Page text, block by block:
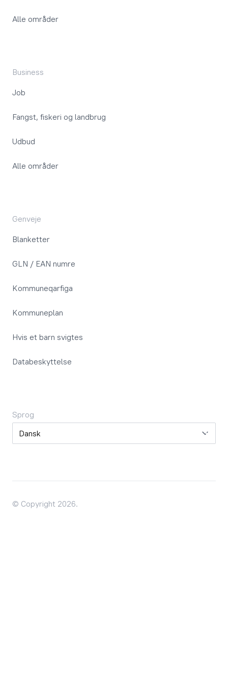
Alle områder
Business
Job
Fangst, fiskeri og landbrug
Udbud
Alle områder
Genveje
Blanketter
GLN / EAN numre
Kommuneqarfiga
Kommuneplan
Hvis et barn svigtes
Databeskyttelse
Sprog
Sprog
© Copyright 2026.